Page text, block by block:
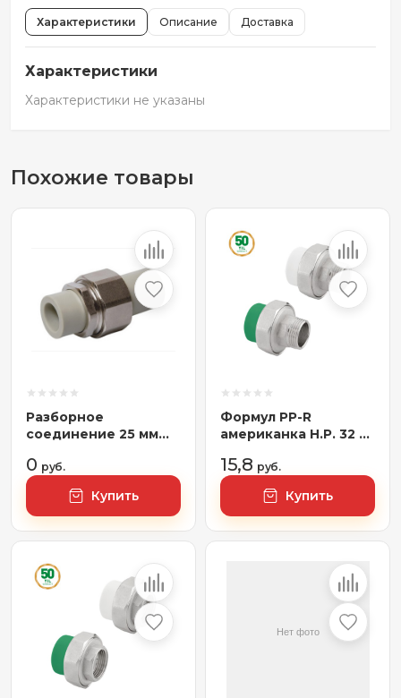
Характеристики Описание Доставка
Характеристики
Характеристики не указаны
Похожие товары
Разборное
соединение 25 мм
серый
0 руб.
Купить
Формул PP-R
американка Н.Р. 32 х
15,8 руб.
Купить